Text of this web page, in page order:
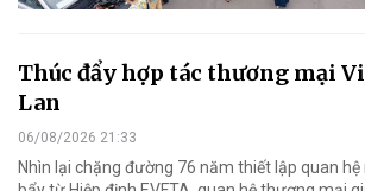
Thúc đẩy hợp tác thương mại
Lan
06/08/2026 21:33
Nhìn lại chặng đường 76 năm thiết lập quan